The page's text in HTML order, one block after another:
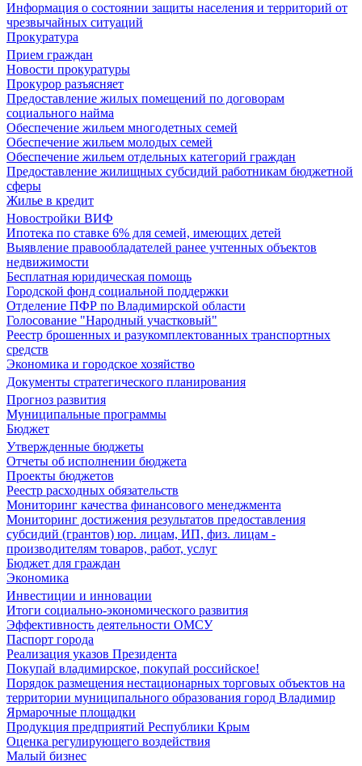
Информация о состоянии защиты населения и территорий от
чрезвычайных ситуаций
Прокуратура
Прием граждан
Новости прокуратуры
Прокурор разъясняет
Предоставление жилых помещений по договорам
социального найма
Обеспечение жильем многодетных семей
Обеспечение жильем молодых семей
Обеспечение жильем отдельных категорий граждан
Предоставление жилищных субсидий работникам бюджетной
сферы
Жилье в кредит
Новостройки ВИФ
Ипотека по ставке 6% для семей, имеющих детей
Выявление правообладателей ранее учтенных объектов
недвижимости
Бесплатная юридическая помощь
Городской фонд социальной поддержки
Отделение ПФР по Владимирской области
Голосование "Народный участковый"
Реестр брошенных и разукомплектованных транспортных
средств
Экономика и городское хозяйство
Документы стратегического планирования
Прогноз развития
Муниципальные программы
Бюджет
Утвержденные бюджеты
Отчеты об исполнении бюджета
Проекты бюджетов
Реестр расходных обязательств
Мониторинг качества финансового менеджмента
Мониторинг достижения результатов предоставления
субсидий (грантов) юр. лицам, ИП, физ. лицам -
производителям товаров, работ, услуг
Бюджет для граждан
Экономика
Инвестиции и инновации
Итоги социально-экономического развития
Эффективность деятельности ОМСУ
Паспорт города
Реализация указов Президента
Покупай владимирское, покупай российское!
Порядок размещения нестационарных торговых объектов на
территории муниципального образования город Владимир
Ярмарочные площадки
Продукция предприятий Республики Крым
Оценка регулирующего воздействия
Малый бизнес